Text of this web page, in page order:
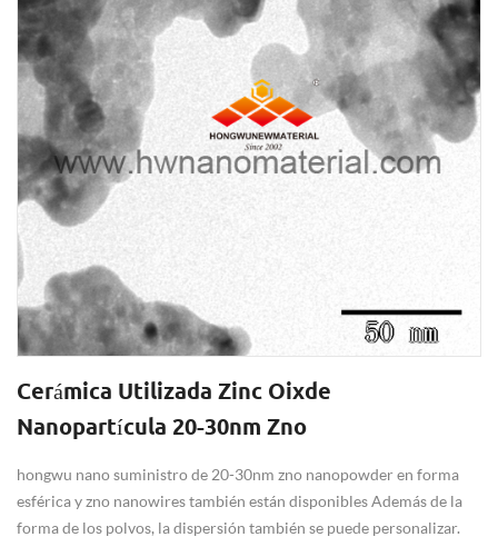
Cerámica Utilizada Zinc Oixde
Nanopartícula 20-30nm Zno
hongwu nano suministro de 20-30nm zno nanopowder en forma
esférica y zno nanowires también están disponibles Además de la
forma de los polvos, la dispersión también se puede personalizar.